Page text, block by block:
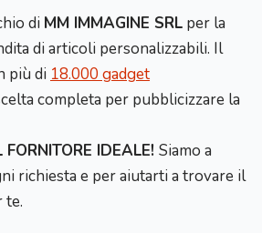
di MM IMMAGINE SRL per la
di articoli personalizzabili. Il
più di 18.000 gadget
completa per pubblicizzare la
IDEALE! Siamo a
richiesta e per aiutarti a trovare il
te.